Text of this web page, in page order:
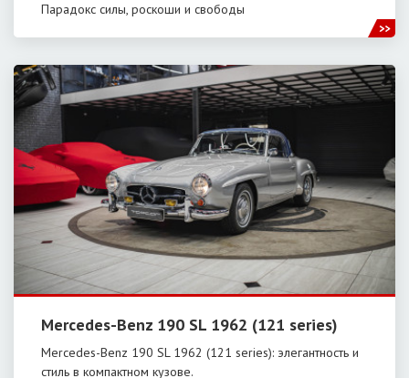
Парадокс силы, роскоши и свободы
Mercedes-Benz 190 SL 1962 (121 series)
Mercedes-Benz 190 SL 1962 (121 series): элегантность и
стиль в компактном кузове.